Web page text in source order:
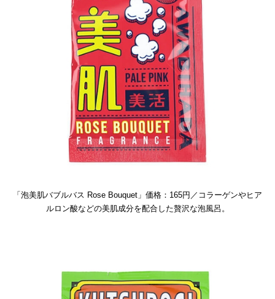
「泡美肌バブルバス Rose Bouquet」価格：165円／コラーゲンやヒア
ルロン酸などの美肌成分を配合した贅沢な泡風呂。